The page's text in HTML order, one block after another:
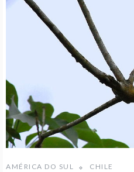
AMÉRICA DO SUL CHILE